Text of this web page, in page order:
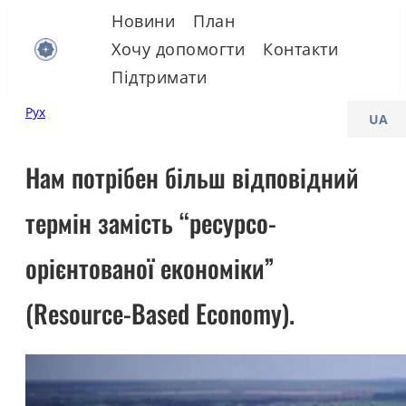
Новини
План
Хочу допомогти
Контакти
Підтримати
Рух
o
u
Нам потрібен більш відповідний
термін замість “ресурсо-
орієнтованої економіки”
(Resource-Based Economy).